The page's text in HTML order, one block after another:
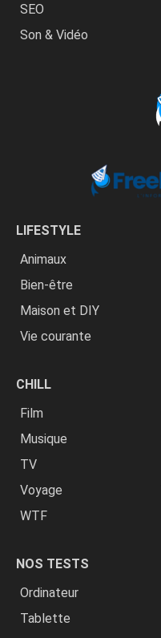
SEO
Son & Vidéo
LIFESTYLE
Animaux
Bien-être
Maison et DIY
Vie courante
CHILL
Film
Musique
TV
Voyage
WTF
NOS TESTS
Ordinateur
Tablette